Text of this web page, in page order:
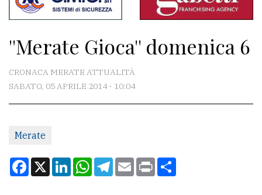
sito
Associazioni
Meteo
redazione
''Merate Gioca'' domenica 6
CRONACA MERATE ATTUALITÀ
SABATO, 05 APRILE 2014 - 10:04
Merate
Facebook
X LinkedInWhatsApp
Telegram
EmailPrint